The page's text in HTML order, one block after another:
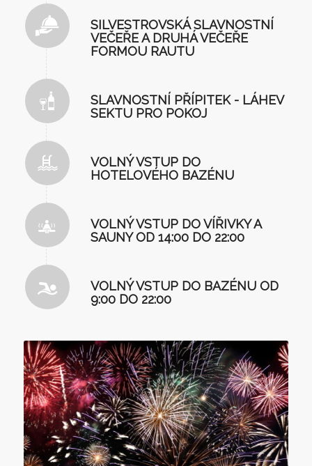
SILVESTROVSKÁ SLAVNOSTNÍ
VEČEŘE A DRUHÁ VEČEŘE
FORMOU RAUTU
SLAVNOSTNÍ PŘÍPITEK - LÁHEV
SEKTU PRO POKOJ
VOLNÝ VSTUP DO
HOTELOVÉHO BAZÉNU
VOLNÝ VSTUP DO VÍŘIVKY A
SAUNY OD 14:00 DO 22:00
VOLNÝ VSTUP DO BAZÉNU OD
9:00 DO 22:00